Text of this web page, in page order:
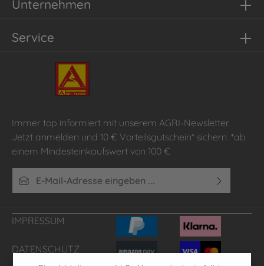
Immer top informiert mit unserem AGRI-Newsletter.
Jetzt anmelden und 10 € Vorteilsgutschein* sichern. *ab
einem Mindesteinkaufswert von 100 €
E-Mail-Adresse*
genommen und dieAGBgelesen und bin mit ihnen
einverstanden.
Unternehmen
Service
IMPRESSUM
DATENSCHUTZ